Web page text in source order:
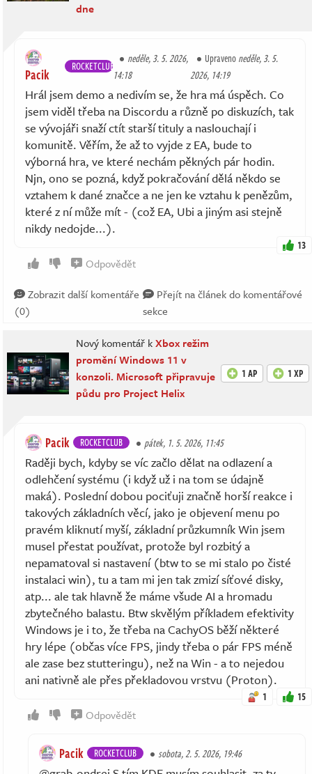
dne
Pacik ROCKETCLUB
neděle, 3. 5. 2026,
14:18
Upravenoneděle, 3. 5.
2026, 14:19
Hrál jsem demo a nedivím se, že hra má úspěch. Co
jsem viděl třeba na Discordu a různě po diskuzích, tak
se vývojáři snaží ctít starší tituly a naslouchají i
komunitě. Věřím, že až to vyjde z EA, bude to
výborná hra, ve které nechám pěkných pár hodin.
Njn, ono se pozná, když pokračování dělá někdo se
vztahem k dané značce a ne jen ke vztahu k penězům,
které z ní může mít - (což EA, Ubi a jiným asi stejně
nikdy nedojde...).
13
Odpovědět
Zobrazit další komentáře
(0)
Přejít na článek do komentářové
sekce
Nový komentář kXbox režim
promění Windows 11 v
konzoli. Microsoft připravuje
půdu pro Project Helix
1 AP 1 XP
Pacik ROCKETCLUB pátek, 1. 5. 2026, 11:45
Raději bych, kdyby se víc začlo dělat na odlazení a
odlehčení systému (i když už i na tom se údajně
maká). Poslední dobou pociťuji značně horší reakce i
takových základních věcí, jako je objevení menu po
pravém kliknutí myší, základní průzkumník Win jsem
musel přestat používat, protože byl rozbitý a
nepamatoval si nastavení (btw to se mi stalo po čisté
instalaci win), tu a tam mi jen tak zmizí síťové disky,
atp... ale tak hlavně že máme všude AI a hromadu
zbytečného balastu. Btw skvělým příkladem efektivity
Windows je i to, že třeba na CachyOS běží některé
hry lépe (občas více FPS, jindy třeba o pár FPS méně
ale zase bez stutteringu), než na Win - a to nejedou
ani nativně ale přes překladovou vrstvu (Proton).
1 15
Odpovědět
Pacik ROCKETCLUB sobota, 2. 5. 2026, 19:46